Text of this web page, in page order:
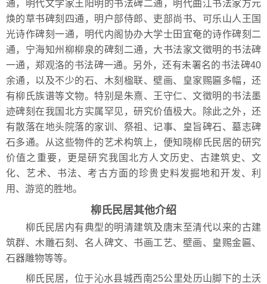
通，明代文学家王阳明的书法碑二通，明代曲江书法家方元
焕的草书碑刻四通，明户部侍郎、吏部尚书、可乐山人王国
光诗作碑刻一通，明代内阁协办大学士田宜奄的诗作碑刻二
通，宁海知州柳柳泉的碑刻二通，大书法家文徵明的书法碑
一通，郑观洛的书法碑一通。另外，还有未署名的书法碑40
余通，以及不少的石、木刻楹联、壁画、皇家赐匾多幅，还
有柳氏族谱等文物。特别是朱熹、王守仁、文徵明的书法墨
迹碑刻在我国北方实属罕见，研究价值极大。除此之外，还
有散落在地头院落的家训、祭祖、记事、皇旨碑石、墓志碑
石多通。从这些物件的艺术构筑上，便知晓柳氏民居的研究
价值之重要，更是研究我国北方人文历史、古建筑史、文
化、艺术、书法、考古方面的珍贵史料发掘地和开发、利
用、游览的胜地。
柳氏民居其他介绍
柳氏民居内有典型的明清建筑及唐末至清代以来的古建
筑群、木雕石刻、名人碑文、书画工艺、壁画、皇赐金匾、
石器雕物等等。
柳氏民居，位于沁水县城西南25公里处历山脚下的土沃